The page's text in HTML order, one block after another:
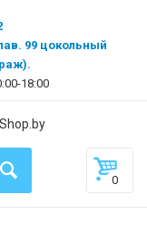
99 цокольный
18:00
0